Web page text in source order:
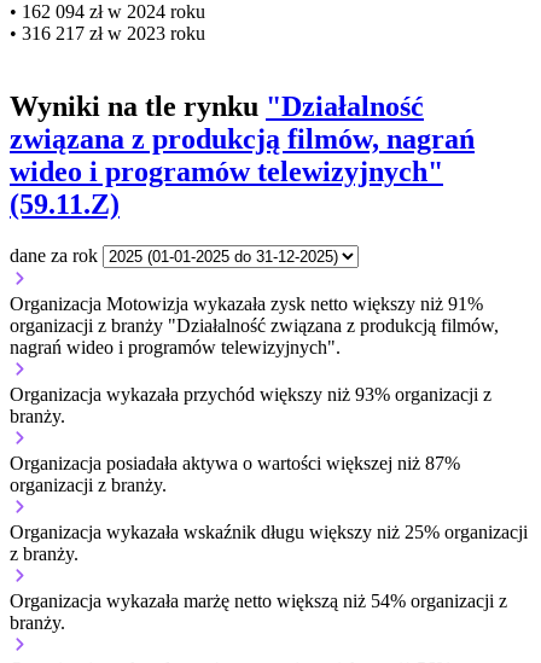
• 162 094 zł w 2024 roku
• 316 217 zł w 2023 roku
Wyniki na tle rynku "Działalność
związana z produkcją filmów, nagrań
wideo i programów telewizyjnych"
(59.11.Z)
dane za rok
Organizacja Motowizja wykazała zysk netto większy niż 91%
organizacji z branży "Działalność związana z produkcją filmów,
nagrań wideo i programów telewizyjnych".
Organizacja wykazała przychód większy niż 93% organizacji z
branży.
Organizacja posiadała aktywa o wartości większej niż 87%
organizacji z branży.
Organizacja wykazała wskaźnik długu większy niż 25% organizacji
z branży.
Organizacja wykazała marżę netto większą niż 54% organizacji z
branży.